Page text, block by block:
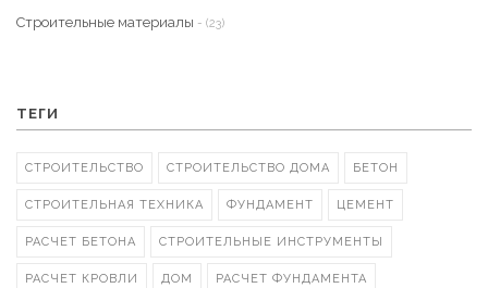
Строительные материалы - (23)
ТЕГИ
СТРОИТЕЛЬСТВО СТРОИТЕЛЬСТВО ДОМА БЕТОН
СТРОИТЕЛЬНАЯ ТЕХНИКА ФУНДАМЕНТ ЦЕМЕНТ
РАСЧЕТ БЕТОНА СТРОИТЕЛЬНЫЕ ИНСТРУМЕНТЫ
РАСЧЕТ КРОВЛИ ДОМ РАСЧЕТ ФУНДАМЕНТА